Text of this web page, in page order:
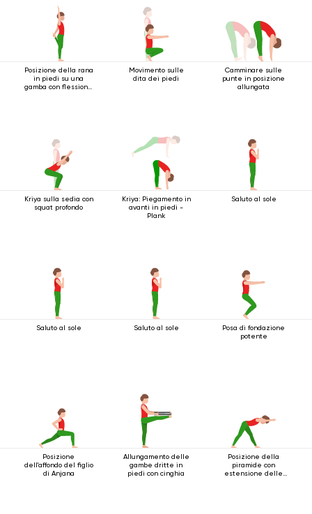
Posizione della rana
in piedi su una
gamba con flessione
Movimento sulle
dita dei piedi
Camminare sulle
punte in posizione
allungata
Kriya sulla sedia con
squat profondo
Kriya: Piegamento in
avanti in piedi -
Plank
Saluto al sole
Saluto al sole Saluto al sole
Posa di fondazione
potente
Posizione
dell'affondo del figlio
di Anjana
Allungamento delle
gambe dritte in
piedi con cinghia
Posizione della
piramide con
estensione delle